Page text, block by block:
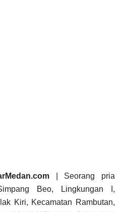
| Seorang pria
Beo, Lingkungan I,
Kiri, Kecamatan Rambutan,